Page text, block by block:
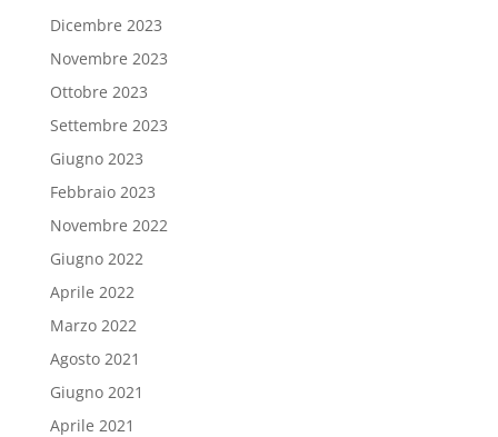
Dicembre 2023
Novembre 2023
Ottobre 2023
Settembre 2023
Giugno 2023
Febbraio 2023
Novembre 2022
Giugno 2022
Aprile 2022
Marzo 2022
Agosto 2021
Giugno 2021
Aprile 2021